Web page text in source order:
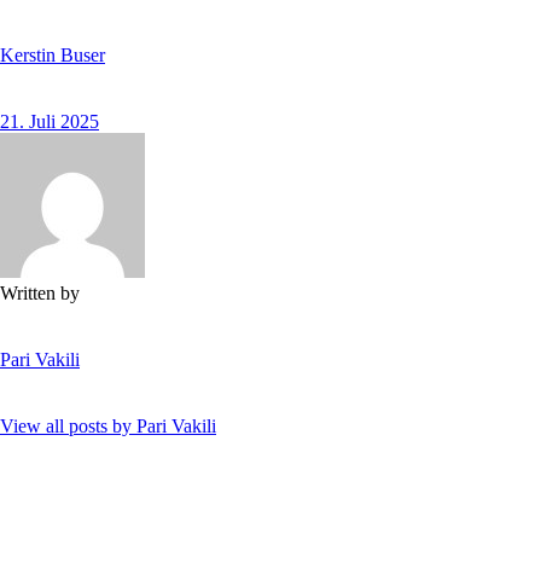
Kerstin Buser
21. Juli 2025
Written by
Pari Vakili
View all posts by Pari Vakili